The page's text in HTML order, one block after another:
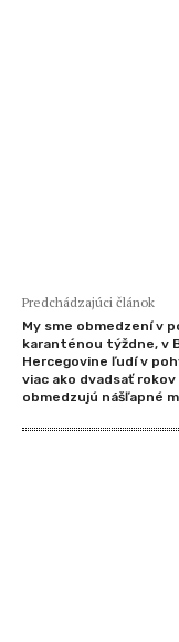
Predchádzajúci článok
My sme obmedzení v
karanténou týždne, v
Hercegovine ľudí v
viac ako dvadsať rokov
obmedzujú nášľapné